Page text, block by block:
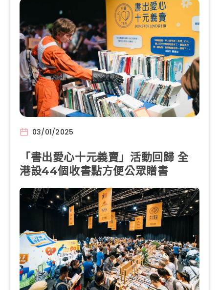
03/01/2025
「書出愛心十元義賣」活動回歸 全
港設44個收書點方便公眾贈書